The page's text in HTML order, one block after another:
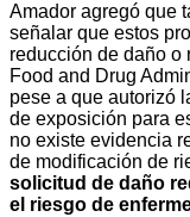
Amador agregó que
señalar que estos
reducción de daño o
Food and Drug
pese a que autorizó
de exposición para
no existe evidencia
de modificación de
solicitud de daño
el riesgo de